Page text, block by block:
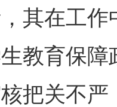
其在工
教育保
把关不